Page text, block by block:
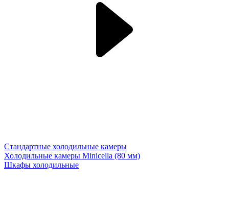
Стандартные холодильные камеры
Холодильные камеры Minicella (80 мм)
Шкафы холодильные